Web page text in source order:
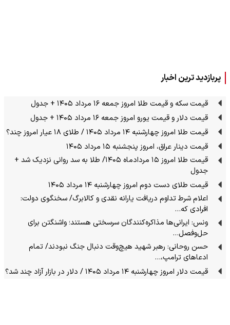
پربازدید ترین اخبار
قیمت سکه و قیمت طلا امروز جمعه ۱۶ مرداد ۱۴۰۵ + جدول
قیمت دلار و قیمت یورو امروز جمعه ۱۶ مرداد ۱۴۰۵ + جدول
قیمت طلا امروز چهارشنبه ۱۴ مرداد ۱۴۰۵ / طلای ۱۸ عیار امروز چند؟
قیمت دینار عراق، امروز پنجشنبه ۱۵ مرداد ۱۴۰۵
قیمت طلا امروز ۱۵ مردادماه ۱۴۰۵/ طلا به سد روانی نزدیک شد +
جدول
قیمت طلای دست دوم امروز چهارشنبه ۱۴ مرداد ۱۴۰۵
اعلام شرط تداوم دریافت یارانه نقدی و کالابرگ/ سخنگوی دولت:
افرادی که…
ونس: ایرانی‌ها مذاکره‌کنندگان سرسختی هستند؛ واشنگتن برای
حل‌وفصل…
حسن روحانی: رهبر شهید هیچ‌وقت دنبال جنگ نبودند/ تمام
ادعاهای ترامپ،…
قیمت دلار امروز چهارشنبه ۱۴ مرداد ۱۴۰۵ / دلار در بازار آزاد چند شد؟